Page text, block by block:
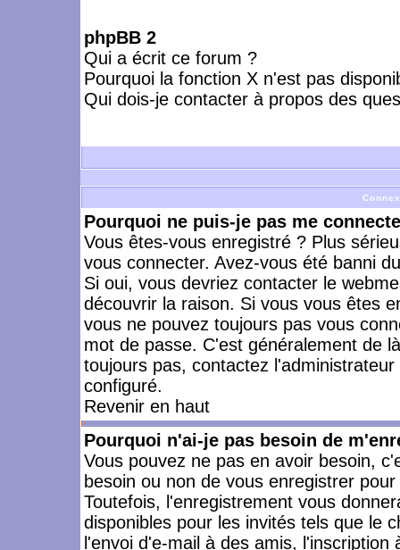
phpBB 2
Qui a écrit ce forum ?
Pourquoi la fonction X n'est pas
Qui dois-je contacter à propos des
Pourquoi ne puis-je pas me
Vous êtes-vous enregistré ? Plus
vous connecter. Avez-vous été banni
Si oui, vous devriez contacter le
découvrir la raison. Si vous vous êtes
vous ne pouvez toujours pas vous
mot de passe. C'est généralement de
toujours pas, contactez
configuré.
Revenir en haut
Pourquoi n'ai-je pas besoin de
Vous pouvez ne pas en avoir besoin,
besoin ou non de vous enregistrer
Toutefois, l'enregistrement vous
disponibles pour les invités tels que le
l'envoi d'e-mail à des amis,